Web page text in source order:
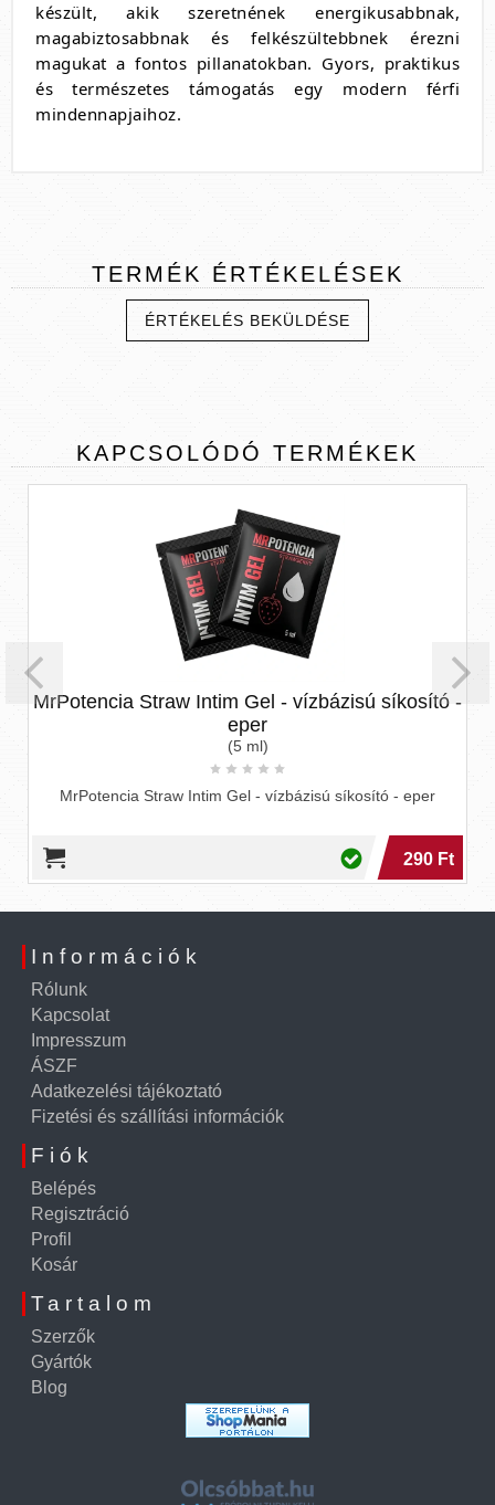
készült, akik szeretnének energikusabbnak,
magabiztosabbnak és felkészültebbnek érezni
magukat a fontos pillanatokban. Gyors, praktikus
és természetes támogatás egy modern férfi
mindennapjaihoz.
TERMÉK ÉRTÉKELÉSEK
ÉRTÉKELÉS BEKÜLDÉSE
KAPCSOLÓDÓ TERMÉKEK
MrPotencia Straw Intim Gel - vízbázisú síkosító -
eper
(5 ml)
MrPotencia Straw Intim Gel - vízbázisú síkosító - eper
290 Ft
Információk
Rólunk
Kapcsolat
Impresszum
ÁSZF
Adatkezelési tájékoztató
Fizetési és szállítási információk
Fiók
Belépés
Regisztráció
Profil
Kosár
Tartalom
Szerzők
Gyártók
Blog